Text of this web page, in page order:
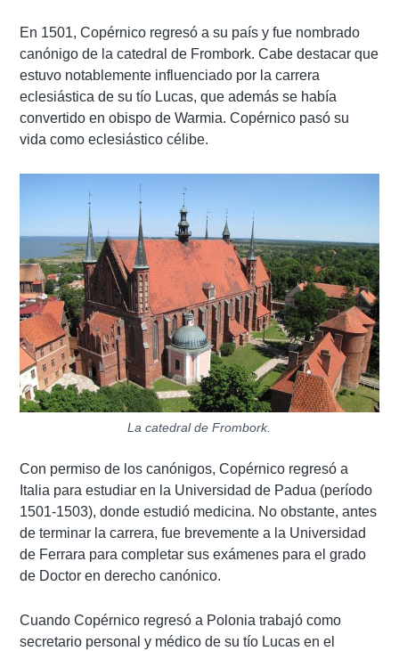
En 1501, Copérnico regresó a su país y fue nombrado
canónigo de la catedral de Frombork. Cabe destacar que
estuvo notablemente influenciado por la carrera
eclesiástica de su tío Lucas, que además se había
convertido en obispo de Warmia. Copérnico pasó su
vida como eclesiástico célibe.
La catedral de Frombork.
Con permiso de los canónigos, Copérnico regresó a
Italia para estudiar en la Universidad de Padua (período
1501-1503), donde estudió medicina. No obstante, antes
de terminar la carrera, fue brevemente a la Universidad
de Ferrara para completar sus exámenes para el grado
de Doctor en derecho canónico.
Cuando Copérnico regresó a Polonia trabajó como
secretario personal y médico de su tío Lucas en el